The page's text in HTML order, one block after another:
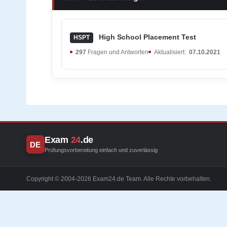
HSPT High School Placement Test
297 Fragen und Antworten Aktualisiert: 07.10.2021
DE Exam 24.de
Prüfungsvorbereitung einfach und zuverlässig
Copyright © 2004-2026 Exam24.de Team. Alle Rechte vorbehalten.